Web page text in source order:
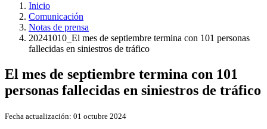
Inicio
Comunicación
Notas de prensa
20241010_El mes de septiembre termina con 101 personas
fallecidas en siniestros de tráfico
El mes de septiembre termina con 101
personas fallecidas en siniestros de tráfico
Fecha actualización: 01 octubre 2024